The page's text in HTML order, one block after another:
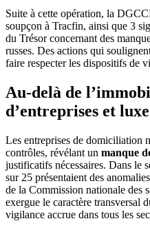
Suite à cette opération, la
soupçon à Tracfin, ainsi que 3
du Trésor concernant des
russes. Des actions qui
faire respecter les dispositifs de
Au-delà de
d’entreprises et luxe
Les entreprises de domiciliation
contrôles, révélant un manque
justificatifs nécessaires. Dans le
sur 25 présentaient des
de la Commission nationale des
exergue le caractère transversal
vigilance accrue dans tous les